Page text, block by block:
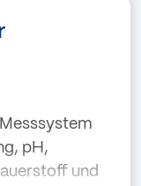
pH,
und